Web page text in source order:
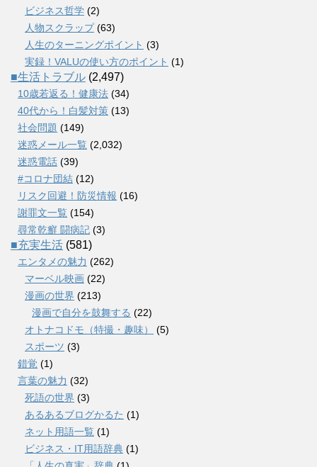
ビジネス哲学 (2)
人物スクラップ(63)
人生のターニングポイント (3)
実録！VALUの使い方のポイント (1)
■生活トラブル (2,497)
10歳若返る！健康法 (34)
40代から！白髪対策 (13)
社会問題 (149)
迷惑メール一覧 (2,032)
迷惑電話 (39)
#コロナ団結 (12)
リスク回避！防災情報 (16)
謝罪文一覧 (154)
尋常乾癬 闘病記 (3)
■充実生活 (581)
エンタメの魅力 (262)
マーベル映画 (22)
漫画の世界 (213)
漫画で自分を鼓舞する (22)
オトナコドモ（特撮・趣味）
(5)
スポーツ (3)
錯覚 (1)
言葉の魅力 (32)
死語の世界 (3)
あるあるブログかるた (1)
ネット用語一覧 (1)
ビジネス・IT用語辞典 (1)